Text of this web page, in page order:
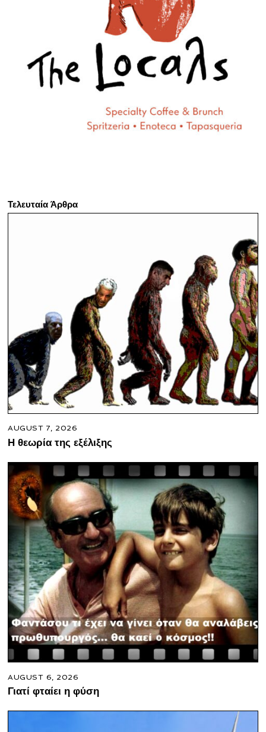
Τελευταία Άρθρα
AUGUST 7, 2026
Η θεωρία της εξέλιξης
AUGUST 6, 2026
Γιατί φταίει η φύση